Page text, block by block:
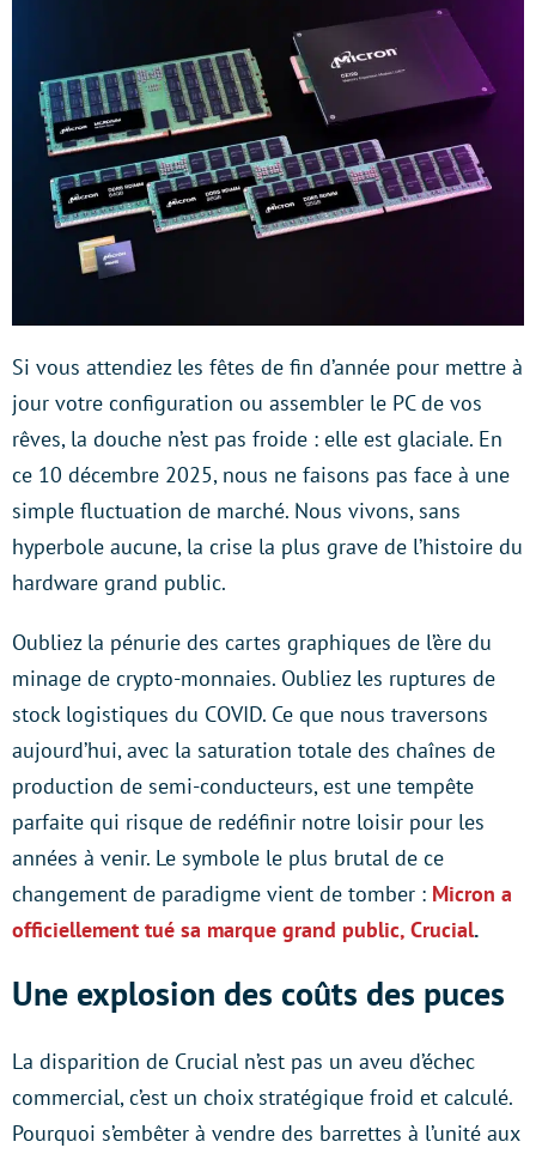
Si vous attendiez les fêtes de fin d’année pour mettre à
jour votre configuration ou assembler le PC de vos
rêves, la douche n’est pas froide : elle est glaciale. En
ce 10 décembre 2025, nous ne faisons pas face à une
simple fluctuation de marché. Nous vivons, sans
hyperbole aucune, la crise la plus grave de l’histoire du
hardware grand public.
Oubliez la pénurie des cartes graphiques de l’ère du
minage de crypto-monnaies. Oubliez les ruptures de
stock logistiques du COVID. Ce que nous traversons
aujourd’hui, avec la saturation totale des chaînes de
production de semi-conducteurs, est une tempête
parfaite qui risque de redéfinir notre loisir pour les
années à venir. Le symbole le plus brutal de ce
changement de paradigme vient de tomber : Micron a
officiellement tué sa marque grand public, Crucial.
Une explosion des coûts des puces
La disparition de Crucial n’est pas un aveu d’échec
commercial, c’est un choix stratégique froid et calculé.
Pourquoi s’embêter à vendre des barrettes à l’unité aux